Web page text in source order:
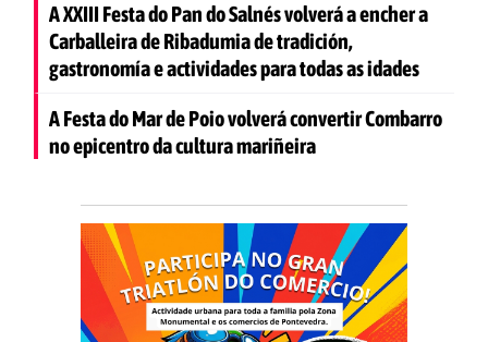
A XXIII Festa do Pan do Salnés volverá a encher a
Carballeira de Ribadumia de tradición,
gastronomía e actividades para todas as idades
A Festa do Mar de Poio volverá convertir Combarro
no epicentro da cultura mariñeira